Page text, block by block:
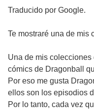
Traducido por Google.
Te mostraré una de mis
Una de mis colecciones
cómics de Dragonball
Por eso me gusta
ellos son los episodios
Por lo tanto, cada vez